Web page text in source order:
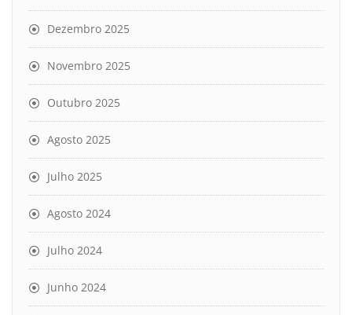
Dezembro 2025
Novembro 2025
Outubro 2025
Agosto 2025
Julho 2025
Agosto 2024
Julho 2024
Junho 2024